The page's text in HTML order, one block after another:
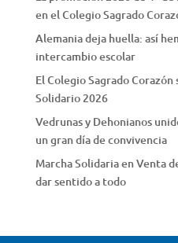
en el Colegio Sagrado
Alemania deja huella: así
intercambio escolar
El Colegio Sagrado
Solidario 2026
Vedrunas y Dehonianos
un gran día de convivencia
Marcha Solidaria en Venta
dar sentido a todo